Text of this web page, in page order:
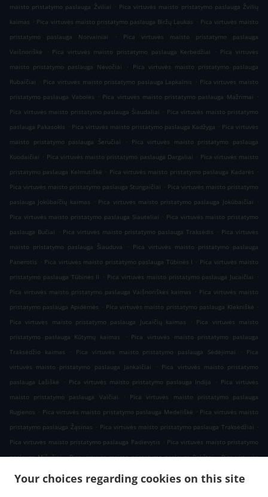
Your choices regarding cookies on this site
maisto pristatymo paslauga Žviliai . Pica virtuvės maisto pristatymo paslauga Žvilių
kaimas . Pica virtuvės maisto pristatymo paslauga Biržų Laukas . Pica virtuvės maisto
pristatymo paslauga Norvainiai
.
Pica virtuvės maisto pristatymo paslauga
Vaišnoriškė
. Pica virtuvės maisto pristatymo paslauga Kerbedžiai . Pica virtuvės
maisto pristatymo paslauga Nevočiai
.
Pica virtuvės maisto pristatymo paslauga
Rubaičiai . Pica virtuvės maisto pristatymo paslauga Lapkalnis . Pica virtuvės maisto
pristatymo paslauga Vabolės . Pica virtuvės maisto pristatymo paslauga Mažrimai .
Pica virtuvės maisto pristatymo paslauga Šiaudaliai . Pica virtuvės maisto pristatymo
paslauga Pakasokis . Pica virtuvės maisto pristatymo paslauga Kadžyga . Pica virtuvės
maisto pristatymo paslauga Šeručiai
.
Pica virtuvės maisto pristatymo paslauga
Kuodaičiai . Pica virtuvės maisto pristatymo paslauga Dargaliai . Pica virtuvės maisto
pristatymo paslauga Kelmutiškė . Pica virtuvės maisto pristatymo paslauga Kadarės .
Pica virtuvės maisto pristatymo paslauga Stungaičiai . Pica virtuvės maisto pristatymo
paslauga Jokūbaičių kaimas . Pica virtuvės maisto pristatymo paslauga Jokūbaičiai .
Pica virtuvės maisto pristatymo paslauga Siauteliai . Pica virtuvės maisto pristatymo
paslauga Bučiai . Pica virtuvės maisto pristatymo paslauga Traksėdis . Pica virtuvės
maisto pristatymo paslauga Šiauduva
. Pica virtuvės maisto pristatymo paslauga
Panerotis . Pica virtuvės maisto pristatymo paslauga Tūbinės I . Pica virtuvės maisto
pristatymo paslauga Tūbinės II . Pica virtuvės maisto pristatymo paslauga Jucaičiai .
Pica virtuvės maisto pristatymo paslauga Vaišnoriškės kaimas . Pica virtuvės maisto
pristatymo paslauga Apidėmės . Pica virtuvės maisto pristatymo paslauga Klekniškė .
Pica virtuvės maisto pristatymo paslauga Jucaičių kaimas
. Pica virtuvės maisto
pristatymo paslauga Kūtymų kaimas
. Pica virtuvės maisto pristatymo paslauga
Traksėdžio kaimas
. Pica virtuvės maisto pristatymo paslauga Sėdėjimai .
Pica
virtuvės maisto pristatymo paslauga Jankaičiai
. Pica virtuvės maisto pristatymo
paslauga Lašiškė
. Pica virtuvės maisto pristatymo paslauga Indija . Pica virtuvės
maisto pristatymo paslauga Vaičiai
.
Pica virtuvės maisto pristatymo paslauga
Rugienos . Pica virtuvės maisto pristatymo paslauga Medeliškė . Pica virtuvės maisto
pristatymo paslauga Žąsinas . Pica virtuvės maisto pristatymo paslauga Traksėdžiai .
Pica virtuvės maisto pristatymo paslauga Padievytis . Pica virtuvės maisto pristatymo
paslauga Mišučiai . Pica virtuvės maisto pristatymo paslauga Bokštai . Pica virtuvės
Pica virtuvės maisto pristatymo paslauga Karūžiškė I .